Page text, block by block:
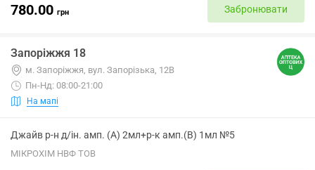
780.00 грн Забронювати
Запоріжжя 18
м. Запоріжжя, вул. Запорізька, 12В
Пн-Нд: 08:00-21:00
На мапі
Джайв р-н д/ін. амп. (А) 2мл+р-к амп.(В) 1мл №5
МІКРОХІМ НВФ ТОВ